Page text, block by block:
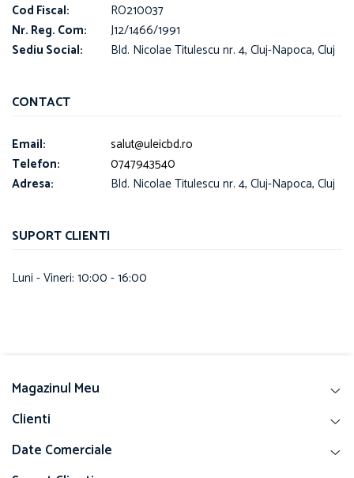
Cod Fiscal:
RO210037
Nr. Reg. Com:
J12/1466/1991
Sediu Social:
Bld. Nicolae Titulescu nr. 4, Cluj-Napoca, Cluj
CONTACT
Email:
salut@uleicbd.ro
Telefon:
0747943540
Adresa:
Bld. Nicolae Titulescu nr. 4, Cluj-Napoca, Cluj
SUPORT CLIENTI
Luni - Vineri: 10:00 - 16:00
Magazinul Meu
Clienti
Date Comerciale